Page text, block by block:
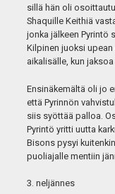
sillä hän oli
Shaquille Keithiä
jonka jälkeen Pyrintö
Kilpinen juoksi
aikalisälle, kun
Ensinäkemältä oli jo
että Pyrinnön
siis syöttää palloa.
Pyrintö yritti uutta
Bisons pysyi
puoliajalle mentiin
3. neljännes